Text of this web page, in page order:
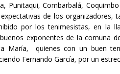
Punitaqui, Combarbalá,
de los organizadores,
por los tenimesistas, en la
exponentes de la comuna
María, quienes con un buen
Fernando García, por un